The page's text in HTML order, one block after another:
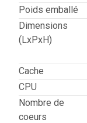
Poids emballé
Dimensions
(LxPxH)
Cache
CPU
Nombre de
coeurs